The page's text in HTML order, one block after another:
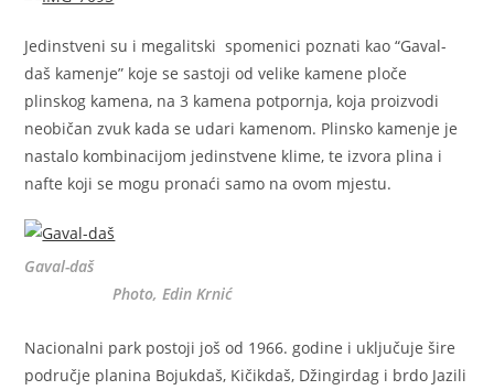
Jedinstveni su i megalitski spomenici poznati kao “Gaval-
daš kamenje” koje se sastoji od velike kamene ploče
plinskog kamena, na 3 kamena potpornja, koja proizvodi
neobičan zvuk kada se udari kamenom. Plinsko kamenje je
nastalo kombinacijom jedinstvene klime, te izvora plina i
nafte koji se mogu pronaći samo na ovom mjestu.
Gaval-daš
Photo, Edin Krnić
Nacionalni park postoji još od 1966. godine i uključuje šire
područje planina Bojukdaš, Kičikdaš, Džingirdag i brdo Jazili